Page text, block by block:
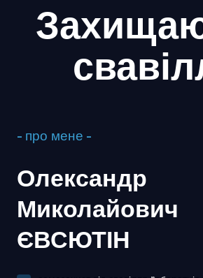
- про мене -
Олександр
Миколайович
ЄВСЮТІН